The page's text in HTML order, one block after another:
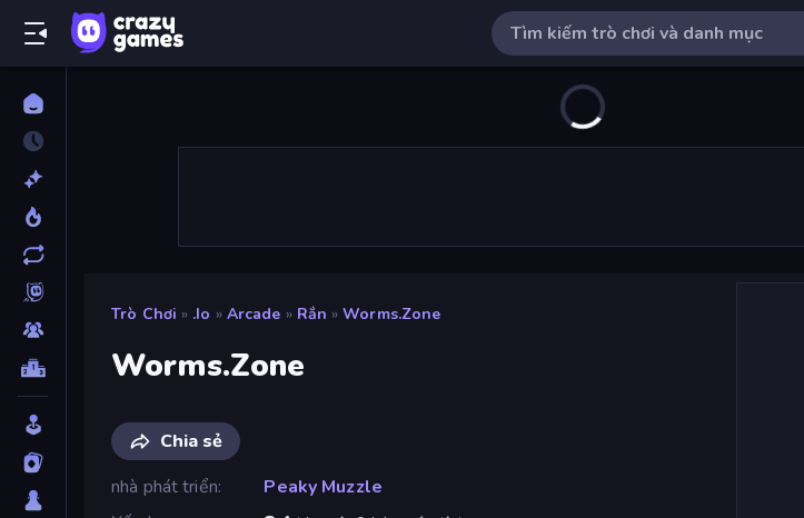
Trò Chơi » .io » Arcade » Rắn » Worms.Zone
Worms.Zone
Chia sẻ
nhà phát triển
Peaky Muzzle